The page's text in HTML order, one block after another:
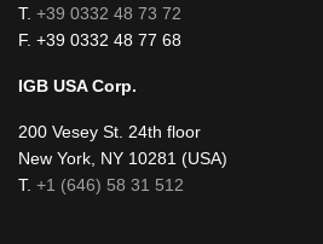
T. +39 0332 48 73 72
F. +39 0332 48 77 68
IGB USA Corp.
200 Vesey St. 24th floor
New York, NY 10281 (USA)
T. +1 (646) 58 31 512